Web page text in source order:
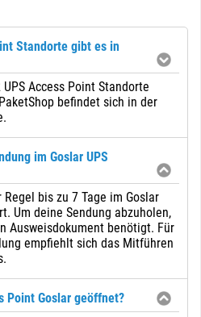
Standorte gibt es in
Access Point Standorte
befindet sich in der
im Goslar UPS
bis zu 7 Tage im Goslar
Um deine Sendung abzuholen,
Ausweisdokument benötigt. Für
empfiehlt sich das Mitführen
Point Goslar geöffnet?